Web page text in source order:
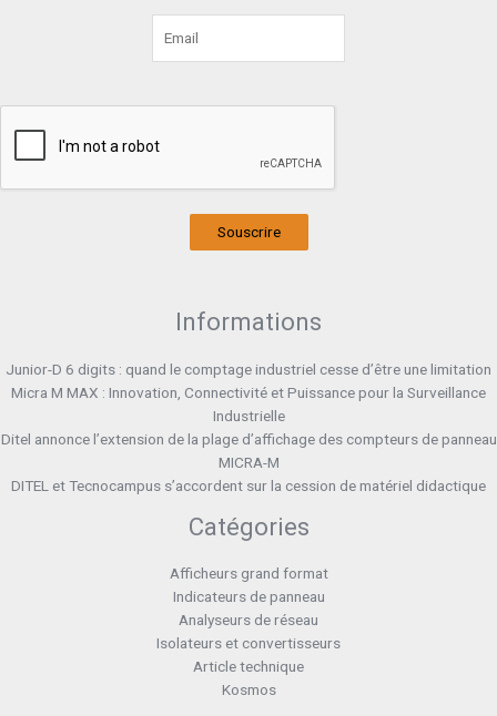
Souscrire
Informations
Junior-D 6 digits : quand le comptage industriel cesse d’être une limitation
Micra M MAX : Innovation, Connectivité et Puissance pour la Surveillance
Industrielle
Ditel annonce l’extension de la plage d’affichage des compteurs de panneau
MICRA-M
DITEL et Tecnocampus s’accordent sur la cession de matériel didactique
Catégories
Afficheurs grand format
Indicateurs de panneau
Analyseurs de réseau
Isolateurs et convertisseurs
Article technique
Kosmos